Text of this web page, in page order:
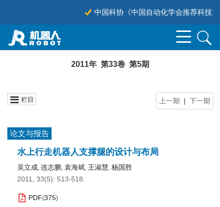
中国科协《中国自动化学会推荐科技期
2011年 第33卷 第5期
上一期 | 下一期
栏目
论文与报告
水上行走机器人支撑腿的设计与布局
吴立成, 连志鹏, 袁海斌, 王淑慧, 杨国胜
2011, 33(5): 513-518.
PDF(375)